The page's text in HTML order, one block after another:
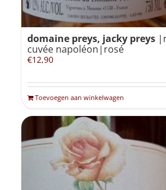
domaine preys, jacky preys
cuvée napoléon|rosé
€12,90
Toevoegen aan winkelwagen